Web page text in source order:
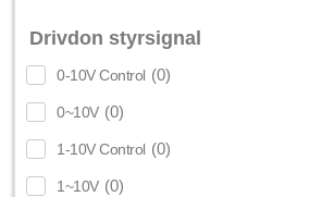
Drivdon styrsignal
0-10V Control (0)
0~10V (0)
1-10V Control (0)
1~10V (0)